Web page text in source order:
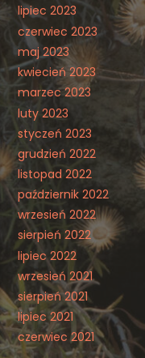
lipiec 2023
czerwiec 2023
maj 2023
kwiecień 2023
marzec 2023
luty 2023
styczeń 2023
grudzień 2022
listopad 2022
październik 2022
wrzesień 2022
sierpień 2022
lipiec 2022
wrzesień 2021
sierpień 2021
lipiec 2021
czerwiec 2021